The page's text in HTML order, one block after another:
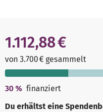
1.112,88 €
von 3.700 € gesammelt
30 % finanziert
Du erhältst eine